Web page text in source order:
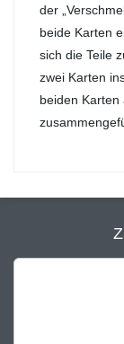
der
beide Karten
sich die Teile
zwei Karten
beiden Karten